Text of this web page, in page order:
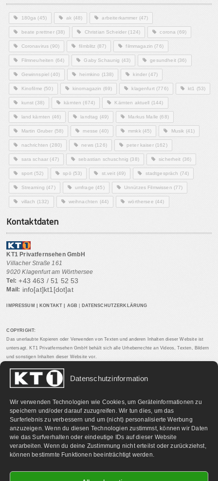
Datenschutzinformation
Wir verwenden Technologien wie Cookies, um Geräteinformationen zu
speichern und/oder darauf zuzugreifen. Wir tun dies, um das
Surferlebnis zu verbessern und um (nicht) personalisierte Werbung
anzuzeigen. Wenn du diesen Technologien zustimmst, können wir Daten
wie das Surfverhalten oder eindeutige IDs auf dieser Website
verarbeiten. Wenn du deine Zustimmung nicht erteilst oder zurückziehst,
können bestimmte Funktionen beeinträchtigt werden.
180ga (45) ak (48) arbeiterkammer (47)
beate prettner(38) Christian Scheider (124) corona (69)
Coronavirus (90) filmblitz (87) filmmagazin (76)
Filmneuheiten (64) Gaby Schaunig (43) gesundheit(36)
Gewinnspiel (40) heimkino (138) kinder (47)
Kinofilme (50) kinomagazin (69) klagenfurt(776) kt1 (53)
kunst (38) kärnten (674) Kärnten aktuell (144)
land kärnten (46) landtag (49) Markus Malle (68)
Martin Gruber (58) messe (40) mmkk(45) Musik (41)
nachrichten (280) news(126) peter kaiser(162)
sara schaar (47) sebastian schuschnig (38) sicherheit (36)
sport (52) spö (53) st.veit(49) stadtgespräch (74)
Streaming (47) umfrage (45) Unnützes Filmwissen (77)
villach (132) weihnachten (44) wörthersee (44)
Kontaktdaten
KT1 Privatfernsehen GmbH
Villacher Straße 161
9020 Klagenfurt am Wörthersee
Tel: +43 463 / 51 52 53
Mail: info[at]kt1[dot]at
IMPRESSUM KONTAKT AGB DATENSCHUTZERKLÄRUNG
COPYRIGHT:
Das unerlaubte Kopieren oder Verwenden von Texten und anderen Inhalten dieser Website ist
untersagt. KT1 Privatfernsehen GmbH behält sich alle Urheberrechte an Videos, Texten, Bildern
und sonstigen Inhalten dieser Website vor.
PARTNERLINKS: